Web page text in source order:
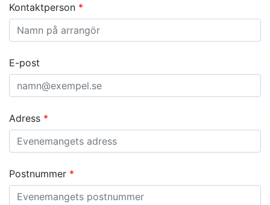
Kontaktperson
E-post
Adress
Postnummer